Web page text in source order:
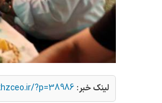
لینک خبر: ?p=38986